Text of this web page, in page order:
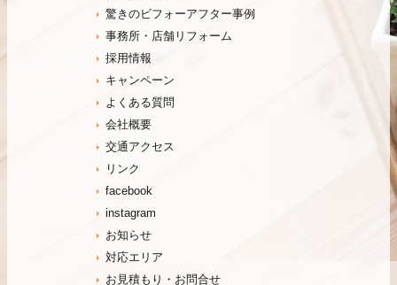
驚きのビフォーアフター事例
事務所・店舗リフォーム
採用情報
キャンペーン
よくある質問
会社概要
交通アクセス
リンク
facebook
instagram
お知らせ
対応エリア
お見積もり・お問合せ